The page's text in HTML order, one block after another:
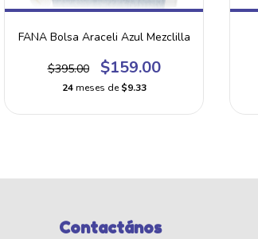
FANA Bolsa Araceli Azul Mezclilla
$395.00 $159.00
24 meses de$9.33
Contactános